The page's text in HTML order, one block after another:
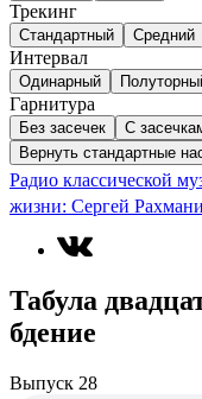
Трекинг
Стандартный Средний
Интервал
Одинарный
Гарнитура
Без засечек
С
Вернуть стандартные
Радио классической
жизни: Сергей
Табула
бдение
Выпуск 28